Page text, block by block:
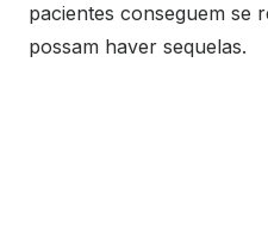
pacientes conseguem se
possam haver sequelas.